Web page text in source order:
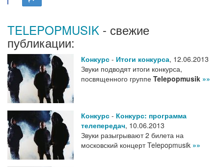
TELEPOPMUSIK - свежие
публикации:
Конкурс - Итоги конкурса, 12.06.2013
Звуки подводят итоги конкурса,
посвященного группе Telepopmusik »»
Конкурс - Конкурс: программа
телепередач, 10.06.2013
Звуки разыгрывают 2 билета на
московский концерт Telepopmusik »»